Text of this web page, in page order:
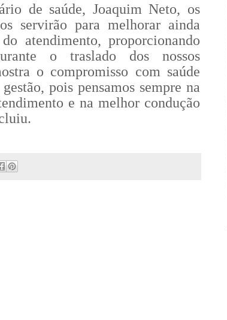
de saúde, Joaquim Neto, os
servirão para melhorar ainda
atendimento, proporcionando
o traslado dos nossos
o compromisso com saúde
pois pensamos sempre na
e na melhor condução